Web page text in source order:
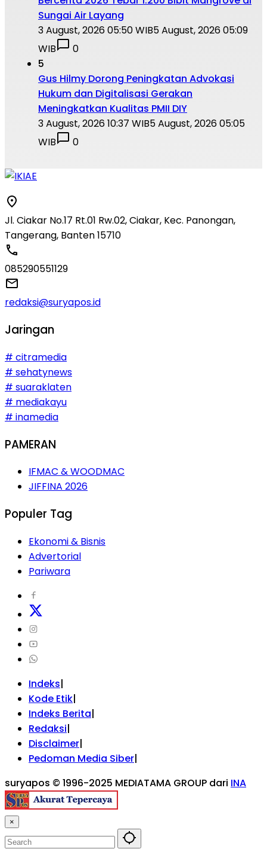
Sungai Air Layang
3 August, 2026 05:50 WIB5 August, 2026 05:09
WIB
0
5
Gus Hilmy Dorong Peningkatan Advokasi
Hukum dan Digitalisasi Gerakan
Meningkatkan Kualitas PMII DIY
3 August, 2026 10:37 WIB5 August, 2026 05:05
WIB
0
Jl. Ciakar No.17 Rt.01 Rw.02, Ciakar, Kec. Panongan,
Tangerang, Banten 15710
085290551129
redaksi@suryapos.id
Jaringan
# citramedia
# sehatynews
# suaraklaten
# mediakayu
# inamedia
PAMERAN
IFMAC & WOODMAC
JIFFINA 2026
Populer Tag
Ekonomi & Bisnis
Advertorial
Pariwara
Indeks
Kode Etik
Indeks Berita
Redaksi
Disclaimer
Pedoman Media Siber
suryapos © 1996-2025 MEDIATAMA GROUP dari INA
×